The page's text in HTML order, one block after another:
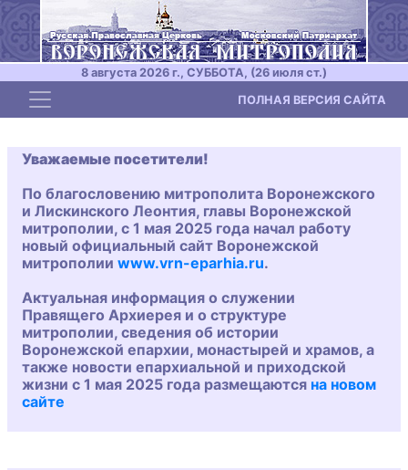
8 августа 2026 г., СУББОТА, (26 июля ст.)
Toggle navigation ПОЛНАЯ ВЕРСИЯ САЙТА
Уважаемые посетители!
По благословению митрополита Воронежского
и Лискинского Леонтия, главы Воронежской
митрополии, с 1 мая 2025 года начал работу
новый официальный сайт Воронежской
митрополии www.vrn-eparhia.ru.
Актуальная информация о служении
Правящего Архиерея и о структуре
митрополии, сведения об истории
Воронежской епархии, монастырей и храмов, а
также новости епархиальной и приходской
жизни с 1 мая 2025 года размещаются на новом
сайте